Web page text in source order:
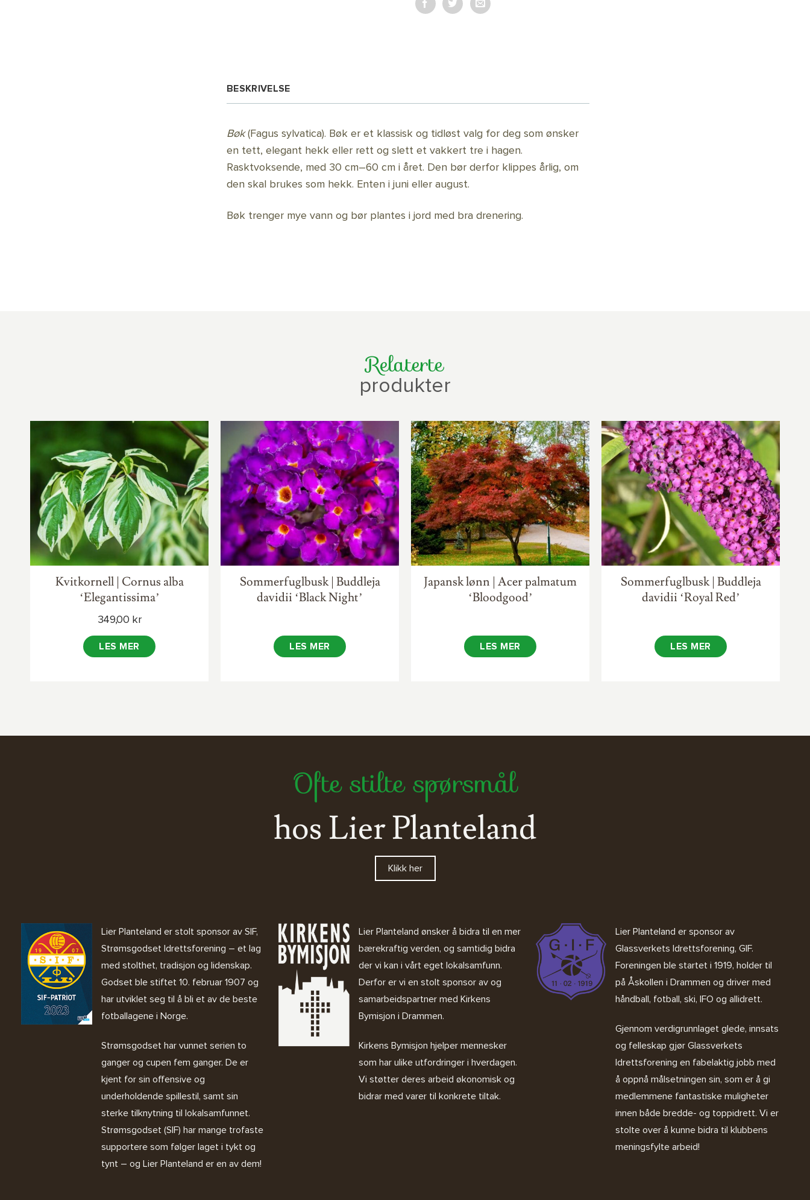
BESKRIVELSE
Bøk(Fagus sylvatica). Bøk er et klassisk og tidløst valg for deg som ønsker
en tett, elegant hekk eller rett og slett et vakkert tre i hagen.
Rasktvoksende, med 30 cm–60 cm i året. Den bør derfor klippes årlig, om
den skal brukes som hekk. Enten i juni eller august.
Bøk trenger mye vann og bør plantes i jord med bra drenering.
Relaterte
produkter
Kvitkornell | Cornus alba
‘Elegantissima’
349,00 kr
LES MER
Sommerfuglbusk | Buddleja
davidii ‘Black Night’
LES MER
Japansk lønn | Acer palmatum
‘Bloodgood’
LES MER
Sommerfuglbusk | Buddleja
davidii ‘Royal Red’
LES MER
Ofte stilte spørsmål
hos Lier Planteland
Klikk her
Lier Planteland er stolt sponsor av SIF,
Strømsgodset Idrettsforening – et lag
med stolthet, tradisjon og lidenskap.
Godset ble stiftet 10. februar 1907 og
har utviklet seg til å bli et av de beste
fotballagene i Norge.
Strømsgodset har vunnet serien to
ganger og cupen fem ganger. De er
kjent for sin offensive og
underholdende spillestil, samt sin
sterke tilknytning til lokalsamfunnet.
Strømsgodset (SIF) har mange trofaste
supportere som følger laget i tykt og
tynt – og Lier Planteland er en av dem!
Lier Planteland ønsker å bidra til en mer
bærekraftig verden, og samtidig bidra
der vi kan i vårt eget lokalsamfunn.
Derfor er vi en stolt sponsor av og
samarbeidspartner med Kirkens
Bymisjon i Drammen.
Kirkens Bymisjon hjelper mennesker
som har ulike utfordringer i hverdagen.
Vi støtter deres arbeid økonomisk og
bidrar med varer til konkrete tiltak.
Lier Planteland er sponsor av
Glassverkets Idrettsforening, GIF.
Foreningen ble startet i 1919, holder til
på Åskollen i Drammen og driver med
håndball, fotball, ski, IFO og allidrett.
Gjennom verdigrunnlaget glede, innsats
og felleskap gjør Glassverkets
Idrettsforening en fabelaktig jobb med
å oppnå målsetningen sin, som er å gi
medlemmene fantastiske muligheter
innen både bredde- og toppidrett. Vi er
stolte over å kunne bidra til klubbens
meningsfylte arbeid!